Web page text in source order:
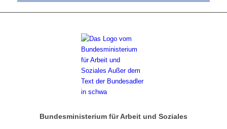
Bundesministerium für Arbeit und Soziales